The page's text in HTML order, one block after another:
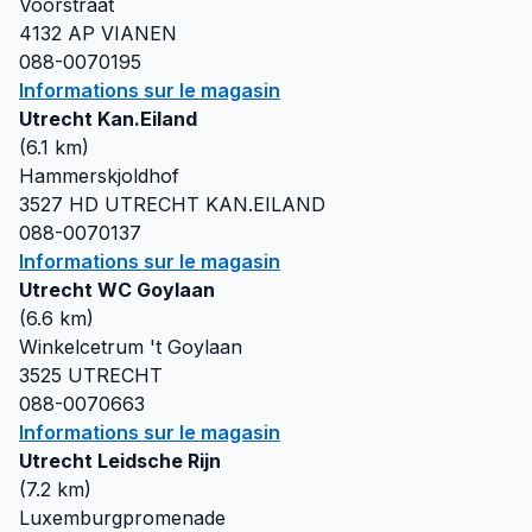
Voorstraat
4132 AP VIANEN
088-0070195
Informations sur le magasin
Utrecht Kan.Eiland
(6.1 km)
Hammerskjoldhof
3527 HD UTRECHT KAN.EILAND
088-0070137
Informations sur le magasin
Utrecht WC Goylaan
(6.6 km)
Winkelcetrum 't Goylaan
3525 UTRECHT
088-0070663
Informations sur le magasin
Utrecht Leidsche Rijn
(7.2 km)
Luxemburgpromenade